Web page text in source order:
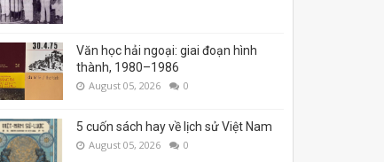
Văn học hải ngoại: giai đoạn hình
thành, 1980–1986
August 05, 2026 0
5 cuốn sách hay về lịch sử Việt Nam
August 05, 2026 0